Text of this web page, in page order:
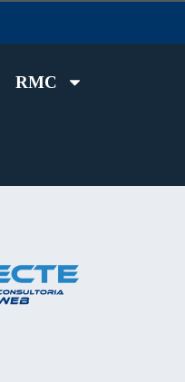
RMC